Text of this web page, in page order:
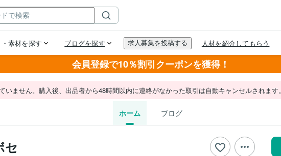
会員登録で10％割引クーポンを獲得！
いません。購入後、出品者から48時間以内に連絡がなかった取引は自動キャンセルされます。
ホーム ブログ
セ